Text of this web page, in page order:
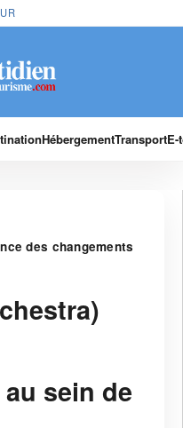
HébergementTransport
des changements
sein de